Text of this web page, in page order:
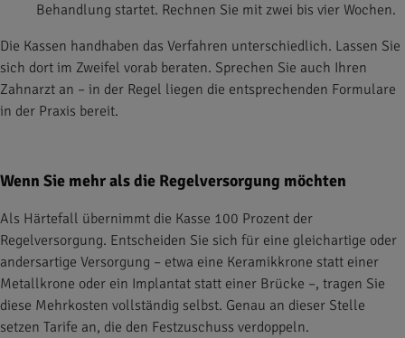
Behandlung startet. Rechnen Sie mit zwei bis vier Wochen.
Die Kassen handhaben das Verfahren unterschiedlich. Lassen Sie
sich dort im Zweifel vorab beraten. Sprechen Sie auch Ihren
Zahnarzt an – in der Regel liegen die entsprechenden Formulare
in der Praxis bereit.
Wenn Sie mehr als die Regelversorgung möchten
Als Härtefall übernimmt die Kasse 100 Prozent der
Regelversorgung. Entscheiden Sie sich für eine gleichartige oder
andersartige Versorgung – etwa eine Keramikkrone statt einer
Metallkrone oder ein Implantat statt einer Brücke –, tragen Sie
diese Mehrkosten vollständig selbst. Genau an dieser Stelle
setzen Tarife an, die den Festzuschuss verdoppeln.